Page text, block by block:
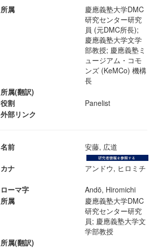
所属
慶應義塾大学DMC
研究センター研究
員 (元DMC所長);
慶應義塾大学文学
部教授; 慶應義塾ミ
ュージアム・コモ
ンズ (KeMCo) 機構
長
所属(翻訳)
役割
Panelist
外部リンク
名前 安藤, 広道
カナ アンドウ, ヒロミチ
ローマ字
Andō, Hiromichi
所属
慶應義塾大学DMC
研究センター研究
員; 慶應義塾大学文
学部教授
所属(翻訳)